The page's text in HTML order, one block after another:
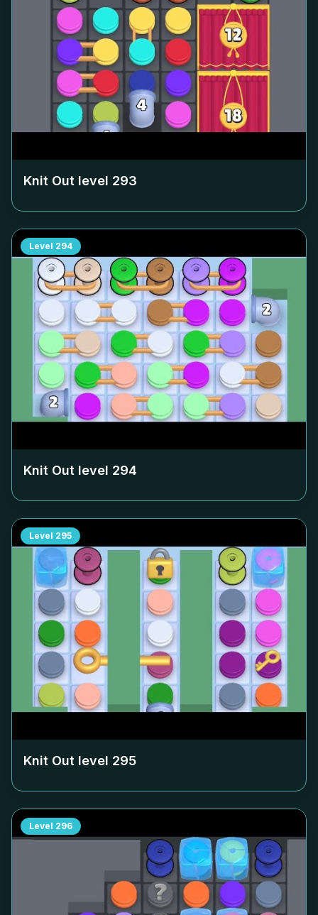
Knit Out level 293
Level 294
Knit Out level 294
Level 295
Knit Out level 295
Level 296